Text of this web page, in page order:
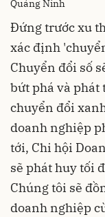
Quảng Ninh
Đứng trước xu
xác định
Chuyển đổi số
bứt phá và
chuyển đổi
doanh nghiệp
tới, Chi hội
sẽ phát huy tối
Chúng tôi sẽ
doanh nghiệp